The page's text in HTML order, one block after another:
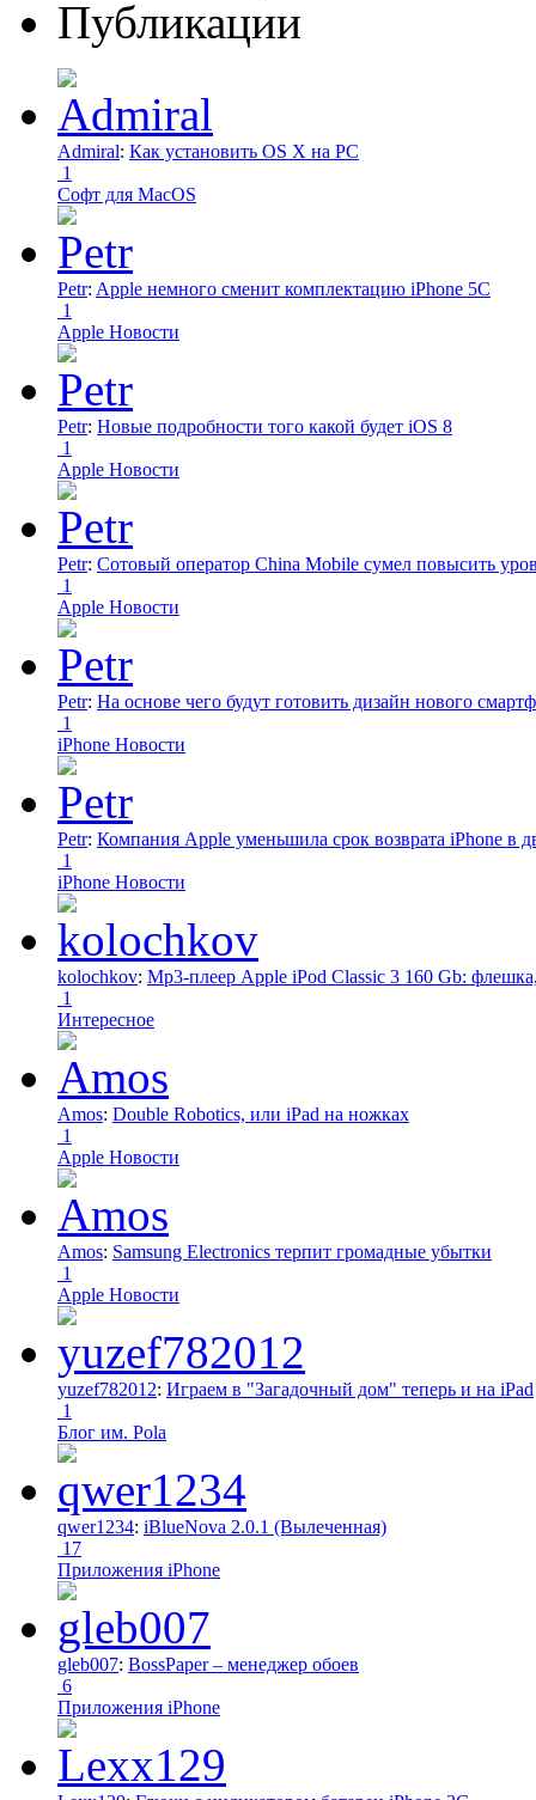
Публикации
Admiral: Как установить OS X на PC
1
Софт для MacOS
Petr: Apple немного сменит комплектацию iPhone 5C
1
Apple Новости
Petr: Новые подробности того какой будет iOS 8
1
Apple Новости
Petr: Сотовый оператор China Mobile сумел повысить
1
Apple Новости
Petr: На основе чего будут готовить дизайн нового
1
iPhone Новости
Petr: Компания Apple уменьшила срок возврата iPhone в
1
iPhone Новости
kolochkov: Mp3-плеер Apple iPod Classic 3 160 Gb:
1
Интересное
Amos: Double Robotics, или iPad на ножках
1
Apple Новости
Amos: Samsung Electronics терпит громадные убытки
1
Apple Новости
yuzef782012: Играем в "Загадочный дом" теперь и на iPad
1
Блог им. Pola
qwer1234: iBlueNova 2.0.1 (Вылеченная)
17
Приложения iPhone
gleb007: BossPaper – менеджер обоев
6
Приложения iPhone